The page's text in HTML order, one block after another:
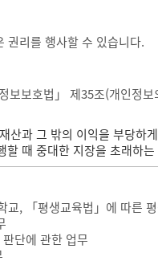
리를 행사할 수 있습니다.
보호법」 제35조(개인정
산과 그 밖의 이익을 부당하
때 중대한 지장을 초래하는
, 「평생교육법」에 따른
단에 관한 업무